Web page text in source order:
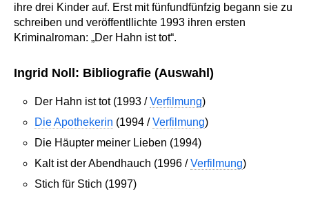
ihre drei Kinder auf. Erst mit fünfundfünfzig begann sie zu
schreiben und veröffentllichte 1993 ihren ersten
Kriminalroman: „Der Hahn ist tot“.
Ingrid Noll: Bibliografie (Auswahl)
Der Hahn ist tot (1993 /Verfilmung)
Die Apothekerin (1994 /Verfilmung)
Die Häupter meiner Lieben (1994)
Kalt ist der Abendhauch (1996 /Verfilmung)
Stich für Stich (1997)